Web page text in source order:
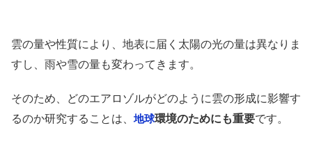
雲の量や性質により、地表に届く太陽の光の量は異なりま
すし、雨や雪の量も変わってきます。
そのため、どのエアロゾルがどのように雲の形成に影響す
るのか研究することは、地球環境のためにも重要です。